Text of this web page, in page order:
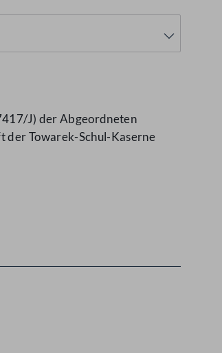
J) der Abgeordneten
der Towarek-Schul-Kaserne